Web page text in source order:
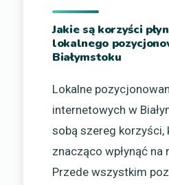
Jakie są korzyści
lokalnego
Białymstoku
Lokalne
internetowych w
sobą szereg korzyści,
znacząco wpłynąć
Przede wszystkim